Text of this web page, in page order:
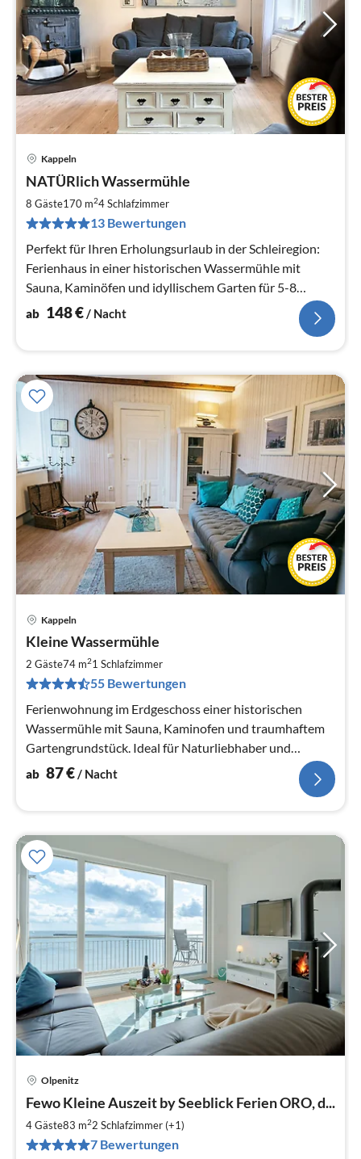
Kappeln
NATÜRlich Wassermühle
8 Gäste170 m24Schlafzimmer
13 Bewertungen
Perfekt für Ihren Erholungsurlaub in der Schleiregion:
Ferienhaus in einer historischen Wassermühle mit
Sauna, Kaminöfen und idyllischem Garten für 5-8
Personen
ab 148€/ Nacht
Kappeln
Kleine Wassermühle
2 Gäste74 m21 Schlafzimmer
55 Bewertungen
Ferienwohnung im Erdgeschoss einer historischen
Wassermühle mit Sauna, Kaminofen und traumhaftem
Gartengrundstück. Ideal für Naturliebhaber und
Ruhesuchende!
ab 87€/ Nacht
Olpenitz
Fewo Kleine Auszeit by Seeblick Ferien ORO, d...
4 Gäste83 m22 Schlafzimmer (+1)
7 Bewertungen